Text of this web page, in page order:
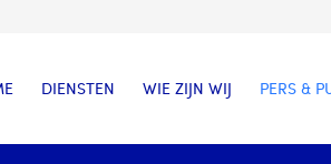
DIENSTEN WIE ZIJN WIJ PERS &